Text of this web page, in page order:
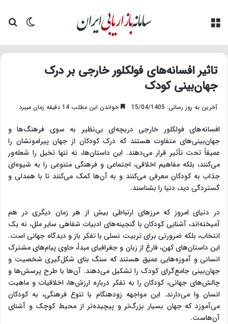
تغییر
تاثیر افسانه‌های فولکلور خارجی بر درک
جهان‌بینی کودک
آخرین به روز رسانی: 15/04/1405 خواندن این مطلب 14 دقیقه زمان میبرد
افسانه‌های فولکلور خارجی دریچه‌ای بی‌نظیر به سوی فرهنگ‌ها و
جهان‌بینی‌های متفاوت هستند که درک کودکان از جهان پیرامونشان را
عمیقاً تحت تأثیر قرار می‌دهند. این داستان‌ها، نه تنها تخیل را شعله‌ور
می‌کنند، بلکه مفاهیم اخلاقی، اجتماعی و فرهنگی متنوعی را به شیوه‌ای
جذاب به کودکان معرفی می‌کنند و به آن‌ها کمک می‌کنند تا با همدلی و
گستردگی دید، دنیا را بشناسند.
در دنیای امروز که مرزهای ارتباطی بیش از هر زمان دیگری در هم
آمیخته‌اند، آشنایی کودکان با گنجینه‌های ادبیات شفاهی سایر ملل، نه یک
انتخاب، بلکه ضرورتی برای تربیت نسلی با تفکر باز و دیدگاه جهانی است.
این داستان‌های کهن، فارغ از زبان و جغرافیای مبدأ، حاوی پیام‌های مشترک
انسانی و آموزه‌هایی عمیق هستند که سنگ بنای شکل‌گیری شخصیت و
جهان‌بینی جامع‌گرای کودک را تشکیل می‌دهند. آن‌ها با طرح پرسش‌ها و
چالش‌های جهانی، کودکان را به تفکر درباره ارزش‌ها، اخلاقیات و ماهیت
انسان وا می‌دارند. این مواجهه زودهنگام با تنوع فرهنگی، به کودکان
می‌آموزد که جهان بسیار بزرگ‌تر و پیچیده‌تر از محیط کوچک و آشنای
آن‌هاست.